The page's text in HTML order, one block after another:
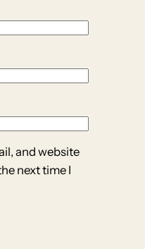
and website
next time I